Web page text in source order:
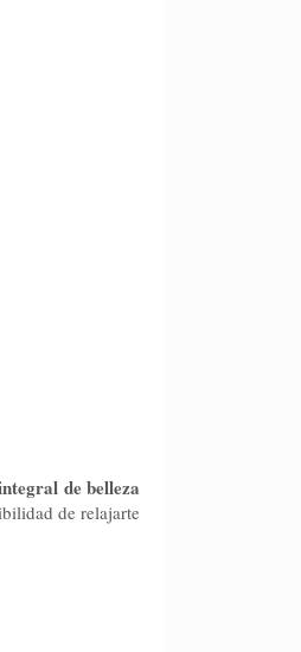
de belleza
de relajarte